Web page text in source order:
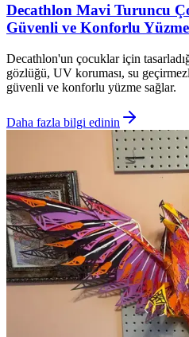
Decathlon Mavi Turuncu
Güvenli ve Konforlu
Decathlon'un çocuklar için
gözlüğü, UV koruması, su
güvenli ve konforlu yüzme sağlar.
Daha fazla bilgi edinin